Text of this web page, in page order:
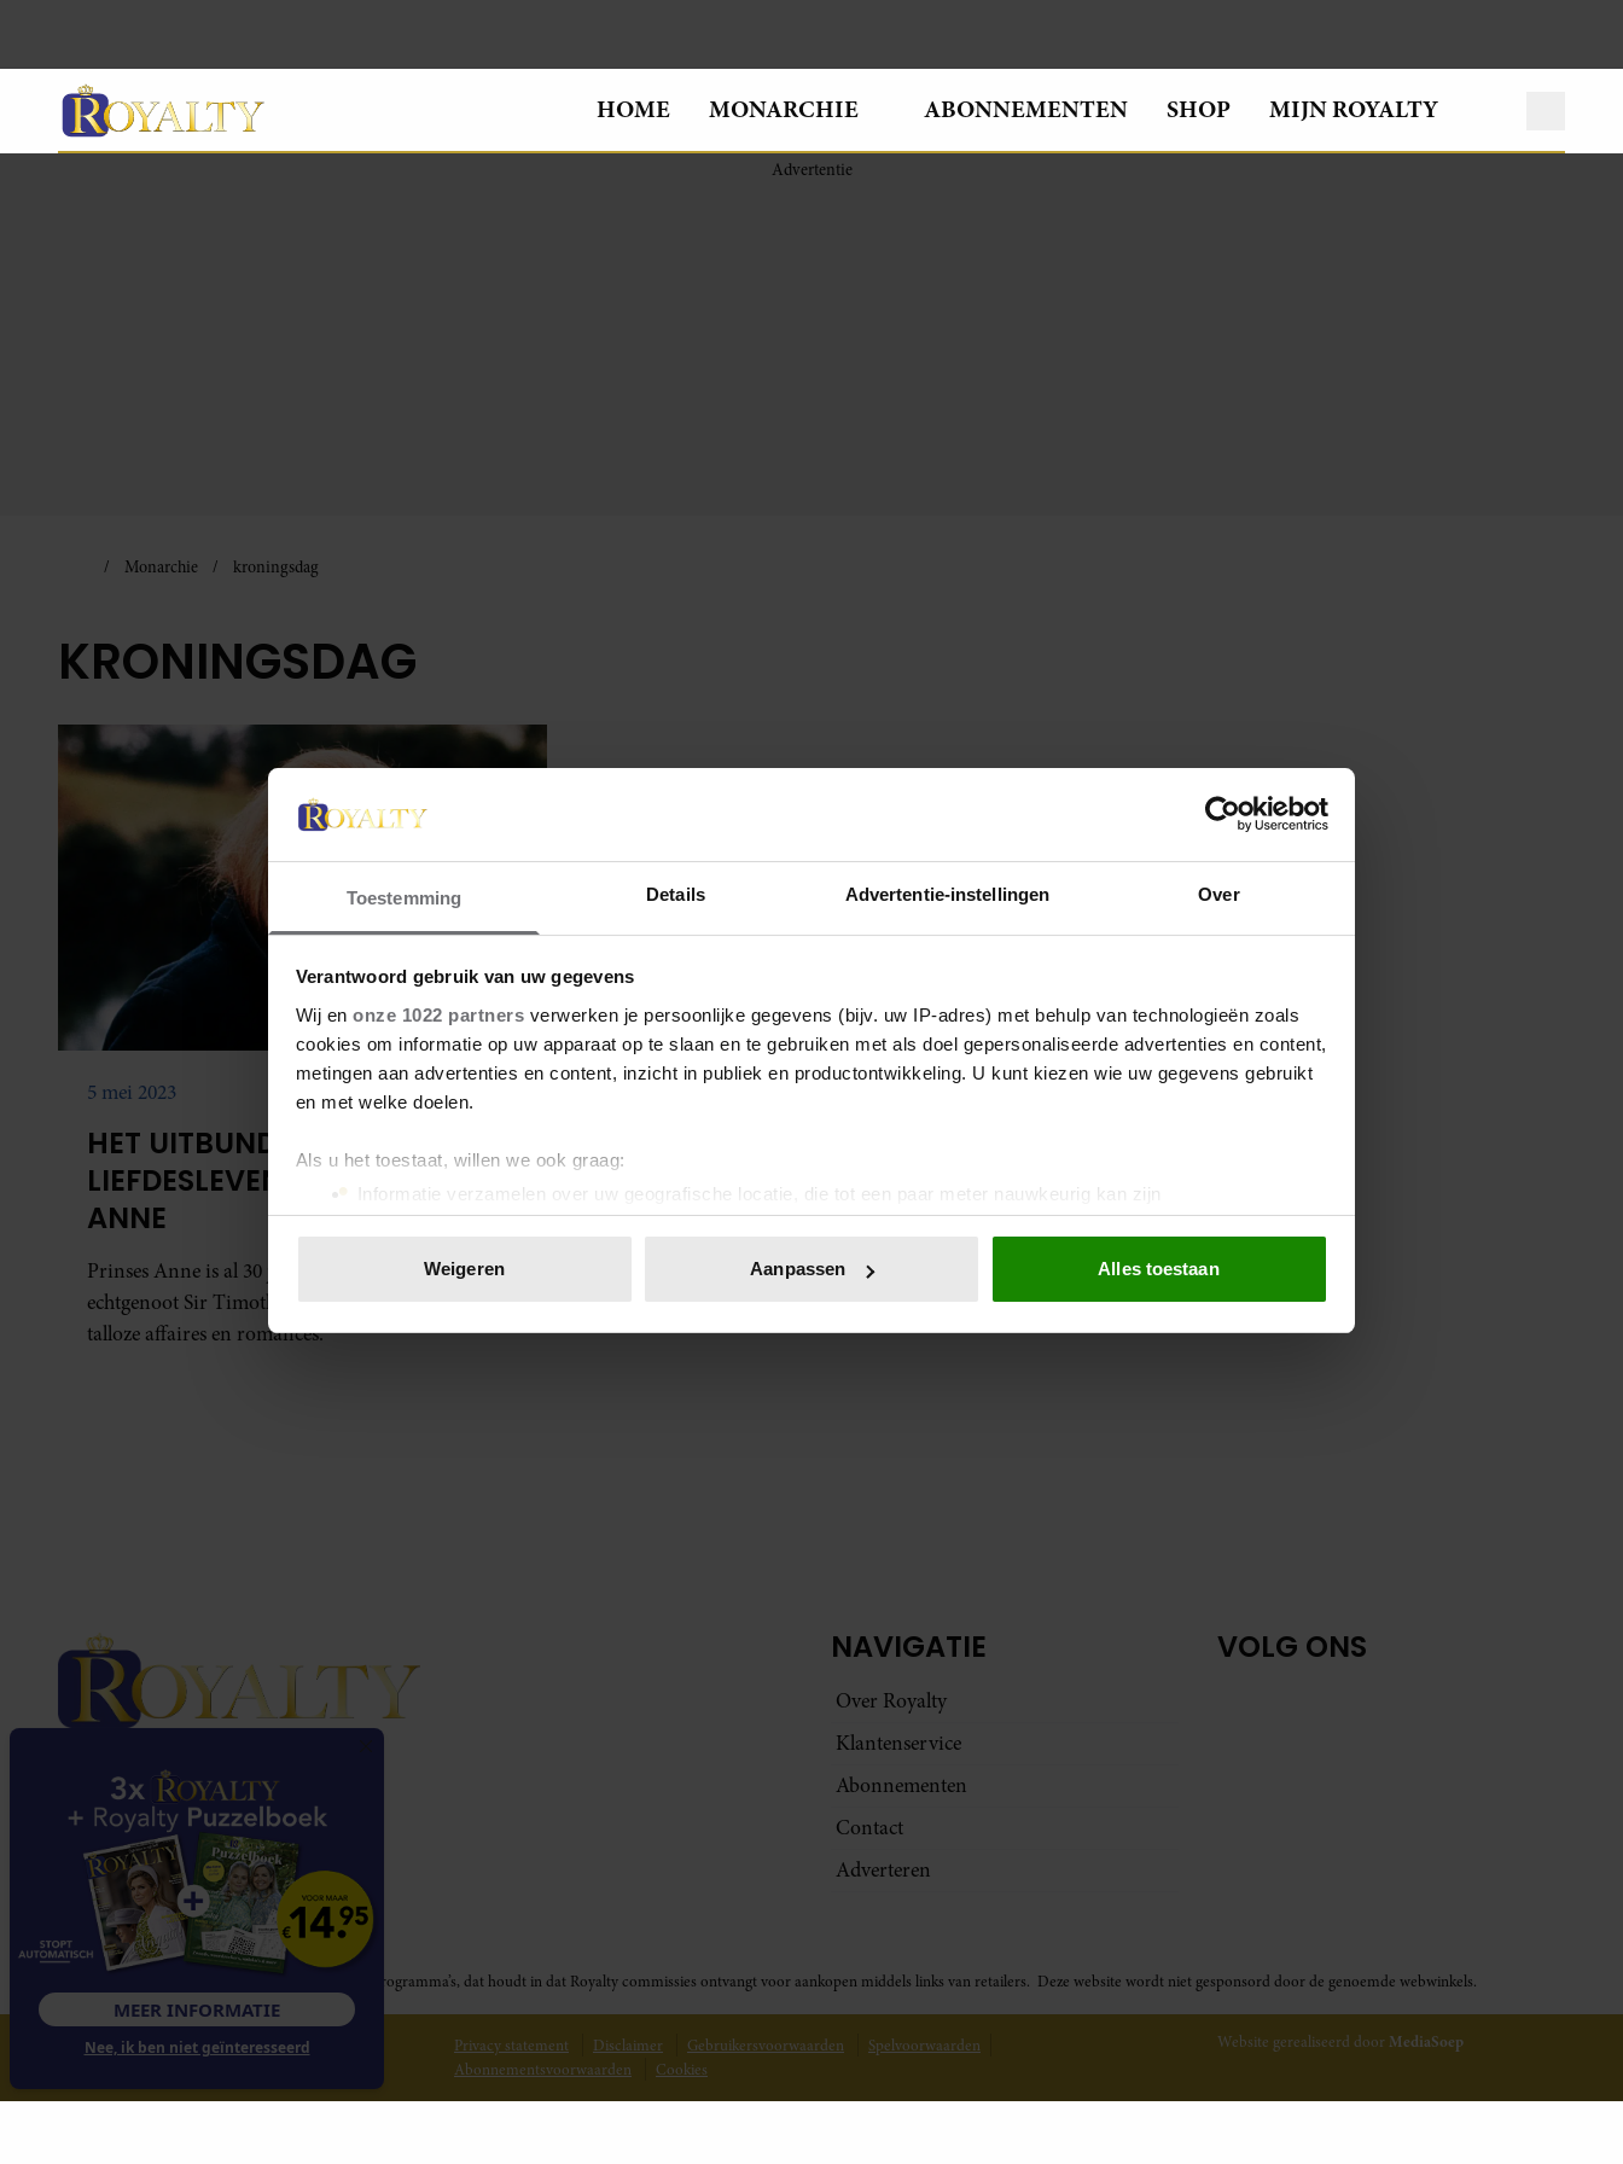
Toestemming Details Advertentie-instellingen Over
Verantwoord gebruik van uw gegevens
Wij en onze 1022 partners verwerken je persoonlijke gegevens (bijv. uw IP-adres) met behulp van technologieën zoals
cookies om informatie op uw apparaat op te slaan en te gebruiken met als doel gepersonaliseerde advertenties en content,
metingen aan advertenties en content, inzicht in publiek en productontwikkeling. U kunt kiezen wie uw gegevens gebruikt
en met welke doelen.
Als u het toestaat, willen we ook graag:
Informatie verzamelen over uw geografische locatie, die tot een paar meter nauwkeurig kan zijn
Uw apparaat identificeren door het actief te scannen op specifieke eigenschappen (fingerprinting)
toestemming op elk moment wijzigen of intrekken in de Cookieverklaring.
We gebruiken cookies om content en advertenties te personaliseren, om functies voor social media te bieden en om ons
Weigeren Aanpassen Alles toestaan
HOME MONARCHIE ABONNEMENTEN SHOP MIJN ROYALTY
Monarchie kroningsdag
KRONINGSDAG
5 mei 2023
HET UITBUNDIGE
LIEFDESLEVEN VAN PRINSES
ANNE
Prinses Anne is al 30 jaar getrouwd met haar
echtgenoot Sir Timothy Laurence, maar ze had ook
talloze affaires en romances.
NAVIGATIE
Over Royalty
Klantenservice
Abonnementen
Contact
Adverteren
VOLG ONS
Royalty participeert in diverse affiliate marketing programma’s, dat houdt in dat Royalty commissies ontvangt voor aankopen middels links van retailers. Deze website wordt niet gesponsord door de genoemde webwinkels.
© 2026 Royalty Online Privacy statement Disclaimer Gebruikersvoorwaarden
Spelvoorwaarden
Abonnementsvoorwaarden
Cookies
Website gerealiseerd door MediaSoep
MEER INFORMATIE
Nee, ik ben niet geïnteresseerd